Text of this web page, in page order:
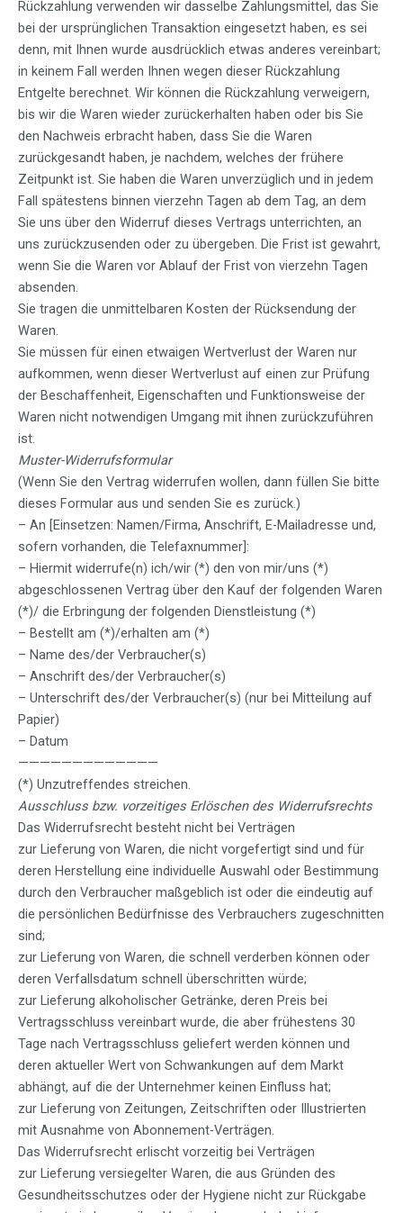
Rückzahlung verwenden wir dasselbe Zahlungsmittel, das Sie
bei der ursprünglichen Transaktion eingesetzt haben, es sei
denn, mit Ihnen wurde ausdrücklich etwas anderes vereinbart;
in keinem Fall werden Ihnen wegen dieser Rückzahlung
Entgelte berechnet. Wir können die Rückzahlung verweigern,
bis wir die Waren wieder zurückerhalten haben oder bis Sie
den Nachweis erbracht haben, dass Sie die Waren
zurückgesandt haben, je nachdem, welches der frühere
Zeitpunkt ist. Sie haben die Waren unverzüglich und in jedem
Fall spätestens binnen vierzehn Tagen ab dem Tag, an dem
Sie uns über den Widerruf dieses Vertrags unterrichten, an
uns zurückzusenden oder zu übergeben. Die Frist ist gewahrt,
wenn Sie die Waren vor Ablauf der Frist von vierzehn Tagen
absenden.
Sie tragen die unmittelbaren Kosten der Rücksendung der
Waren.
Sie müssen für einen etwaigen Wertverlust der Waren nur
aufkommen, wenn dieser Wertverlust auf einen zur Prüfung
der Beschaffenheit, Eigenschaften und Funktionsweise der
Waren nicht notwendigen Umgang mit ihnen zurückzuführen
ist.
Muster-Widerrufsformular
(Wenn Sie den Vertrag widerrufen wollen, dann füllen Sie bitte
dieses Formular aus und senden Sie es zurück.)
– An [Einsetzen: Namen/Firma, Anschrift, E-Mailadresse und,
sofern vorhanden, die Telefaxnummer]:
– Hiermit widerrufe(n) ich/wir (*) den von mir/uns (*)
abgeschlossenen Vertrag über den Kauf der folgenden Waren
(*)/ die Erbringung der folgenden Dienstleistung (*)
– Bestellt am (*)/erhalten am (*)
– Name des/der Verbraucher(s)
– Anschrift des/der Verbraucher(s)
– Unterschrift des/der Verbraucher(s) (nur bei Mitteilung auf
Papier)
– Datum
—————————————
(*) Unzutreffendes streichen.
Ausschluss bzw. vorzeitiges Erlöschen des Widerrufsrechts
Das Widerrufsrecht besteht nicht bei Verträgen
zur Lieferung von Waren, die nicht vorgefertigt sind und für
deren Herstellung eine individuelle Auswahl oder Bestimmung
durch den Verbraucher maßgeblich ist oder die eindeutig auf
die persönlichen Bedürfnisse des Verbrauchers zugeschnitten
sind;
zur Lieferung von Waren, die schnell verderben können oder
deren Verfallsdatum schnell überschritten würde;
zur Lieferung alkoholischer Getränke, deren Preis bei
Vertragsschluss vereinbart wurde, die aber frühestens 30
Tage nach Vertragsschluss geliefert werden können und
deren aktueller Wert von Schwankungen auf dem Markt
abhängt, auf die der Unternehmer keinen Einfluss hat;
zur Lieferung von Zeitungen, Zeitschriften oder Illustrierten
mit Ausnahme von Abonnement-Verträgen.
Das Widerrufsrecht erlischt vorzeitig bei Verträgen
zur Lieferung versiegelter Waren, die aus Gründen des
Gesundheitsschutzes oder der Hygiene nicht zur Rückgabe